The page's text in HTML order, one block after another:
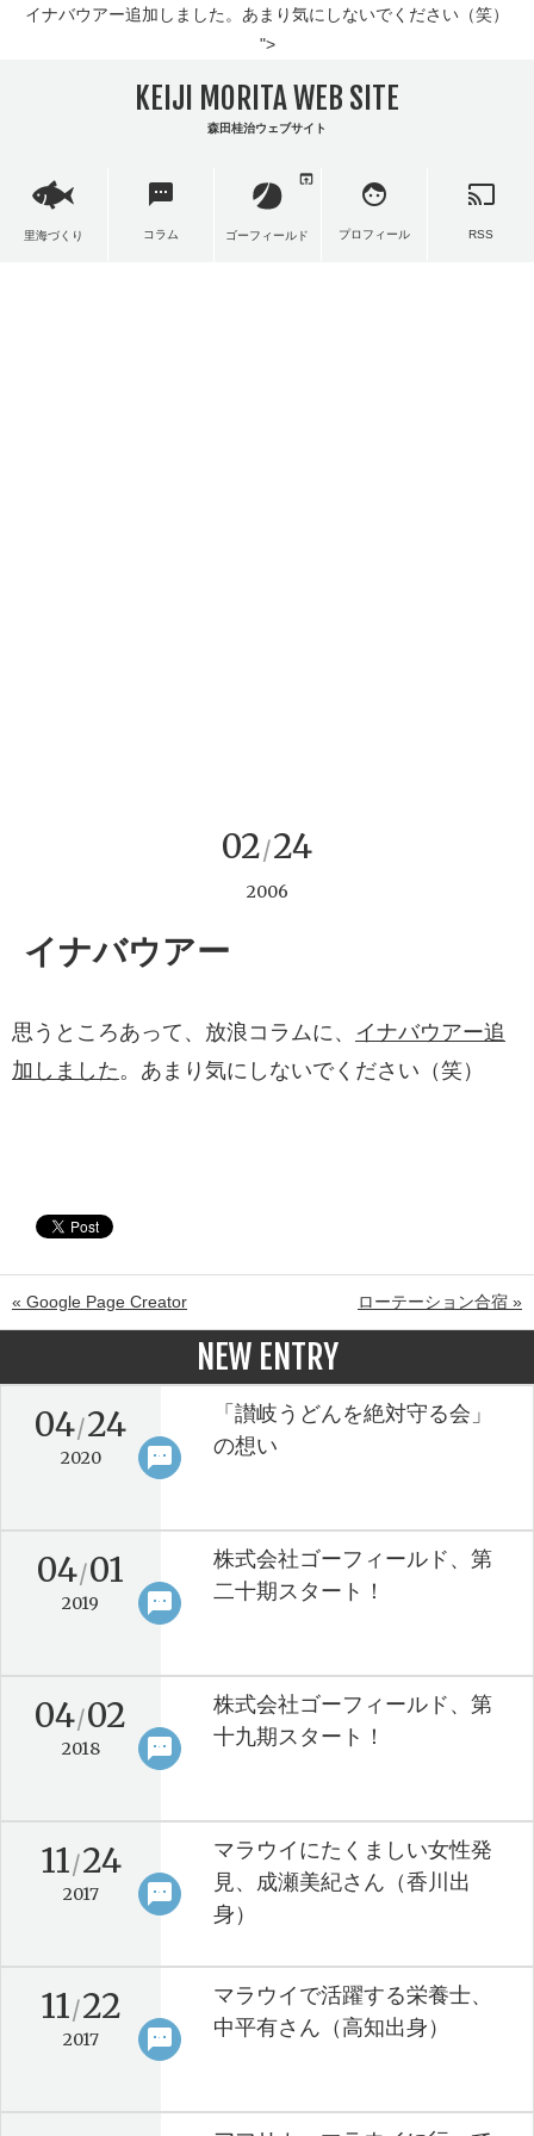
イナバウアー追加しました。あまり気にしないでください（笑）
">
KEIJI MORITA WEB SITE
森田桂治ウェブサイト
里海づくり
sms
コラム ゴーフィールド
open_in_browser
face
プロフィール
cast
RSS
02/24
2006
イナバウアー
思うところあって、放浪コラムに、 イナバウアー追
加しました。あまり気にしないでください（笑）
« Google Page Creator ローテーション合宿 »
NEW ENTRY
sms
04/24
2020
「讃岐うどんを絶対守る会」
の想い
keyboard_arrow_right
sms
04/01
2019
株式会社ゴーフィールド、第
二十期スタート！
keyboard_arrow_right
sms
04/02
2018
株式会社ゴーフィールド、第
十九期スタート！
keyboard_arrow_right
sms
11/24
2017
マラウイにたくましい女性発
見、成瀬美紀さん（香川出
身）
keyboard_arrow_right
sms
11/22
2017
マラウイで活躍する栄養士、
中平有さん（高知出身）
keyboard_arrow_right